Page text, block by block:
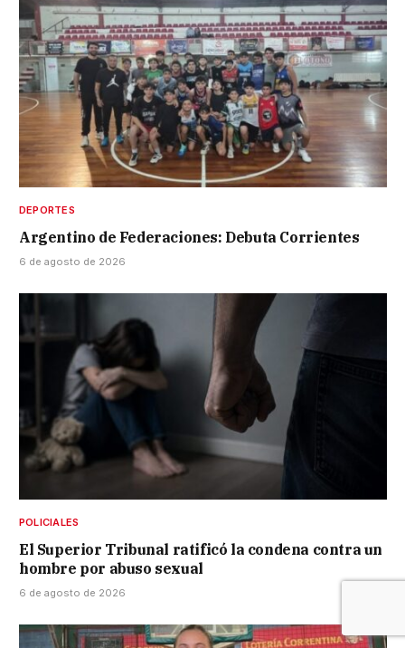
DEPORTES
Argentino de Federaciones: Debuta Corrientes
6 de agosto de 2026
POLICIALES
El Superior Tribunal ratificó la condena contra un
hombre por abuso sexual
6 de agosto de 2026